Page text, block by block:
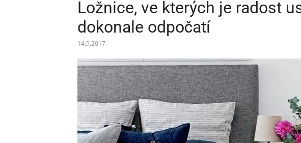
Ložnice, ve kterých je radost
dokonale odpočatí
14.9.2017